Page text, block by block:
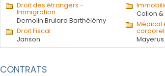
Droit des étrangers -
Immigration
Demolin Brulard Barthélémy
Droit Fiscal
Janson
Collon &
Médical
CONTRATS